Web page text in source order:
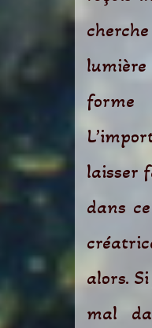
laisser
dans
alors.
mal